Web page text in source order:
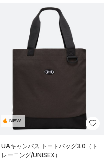
NEW
UAキャンバス トートバッグ3.0（ト
レーニング/UNISEX）